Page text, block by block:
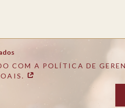
COM A POLÍTICA DE